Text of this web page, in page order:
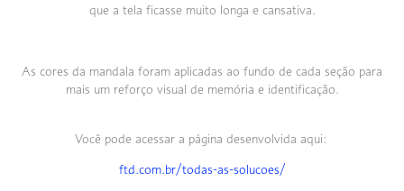
que a tela ficasse muito longa e cansativa.
As cores da mandala foram aplicadas ao fundo de cada seção para
mais um reforço visual de memória e identificação.
Você pode acessar a página desenvolvida aqui:
ftd.com.br/todas-as-solucoes/